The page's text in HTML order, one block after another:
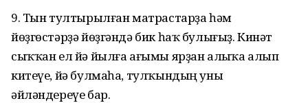
9. Тын тултырылған матрастарҙа һәм
йөҙгөстәрҙә йөҙгәндә бик һаҡ булығыҙ. Кинәт
сыҡҡан ел йә йылға ағымы ярҙан алыҫҡа алып
китеүе, йә булмаһа, тулҡындың уны
әйләндереүе бар.